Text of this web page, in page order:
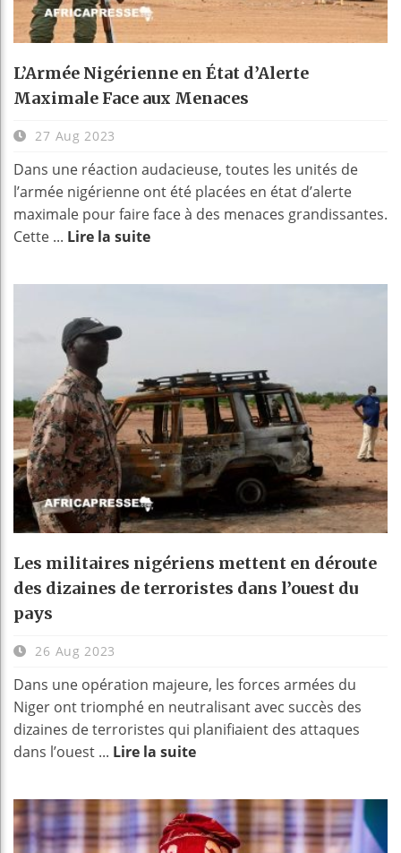
L’Armée Nigérienne en État d’Alerte
Maximale Face aux Menaces
27 Aug 2023
Dans une réaction audacieuse, toutes les unités de
l’armée nigérienne ont été placées en état d’alerte
maximale pour faire face à des menaces grandissantes.
Cette ... Lire la suite
Les militaires nigériens mettent en déroute
des dizaines de terroristes dans l’ouest du
pays
26 Aug 2023
Dans une opération majeure, les forces armées du
Niger ont triomphé en neutralisant avec succès des
dizaines de terroristes qui planifiaient des attaques
dans l’ouest ... Lire la suite